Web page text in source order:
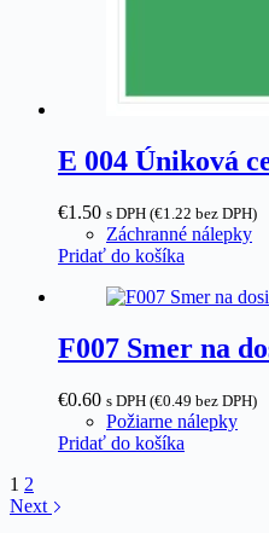
E 004 Úniková
€1.50 s DPH (€1.22 bez DPH)
Záchranné nálepky
Pridať do košíka
F007 Smer na
€0.60 s DPH (€0.49 bez DPH)
Požiarne nálepky
Pridať do košíka
1 2
Next